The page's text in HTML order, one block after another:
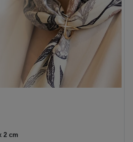
2 cm